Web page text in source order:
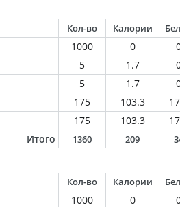
Кол-во Калории
1000 0
5 1.7
5 1.7
175 103.3
175 103.3
Итого
1360 209
Кол-во Калории
1000 0